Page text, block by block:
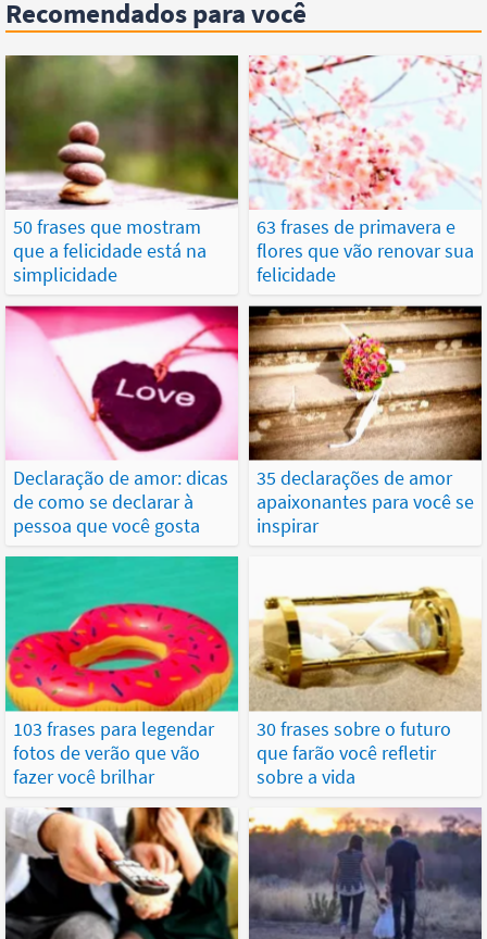
Recomendados para você
50 frases que mostram
que a felicidade está na
simplicidade
63 frases de primavera e
flores que vão renovar sua
felicidade
Declaração de amor: dicas
de como se declarar à
pessoa que você gosta
35 declarações de amor
apaixonantes para você se
inspirar
103 frases para legendar
fotos de verão que vão
fazer você brilhar
30 frases sobre o futuro
que farão você refletir
sobre a vida